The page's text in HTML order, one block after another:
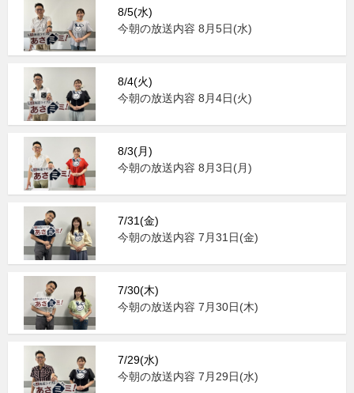
8/5(水)
今朝の放送内容 8月5日(水)
8/4(火)
今朝の放送内容 8月4日(火)
8/3(月)
今朝の放送内容 8月3日(月)
7/31(金)
今朝の放送内容 7月31日(金)
7/30(木)
今朝の放送内容 7月30日(木)
7/29(水)
今朝の放送内容 7月29日(水)